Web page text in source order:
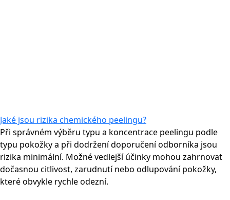
Jaké jsou rizika chemického peelingu?
Při správném výběru typu a koncentrace peelingu podle
typu pokožky a při dodržení doporučení odborníka jsou
rizika minimální. Možné vedlejší účinky mohou zahrnovat
dočasnou citlivost, zarudnutí nebo odlupování pokožky,
které obvykle rychle odezní.